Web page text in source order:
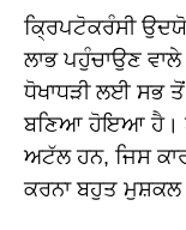
ਕ੍ਰਿਪਟੋਕਰੰਸੀ
ਲਾਭ ਪਹੁੰਚਾਉਣ
ਧੋਖਾਧੜੀ ਲਈ ਸਭ
ਬਣਿਆ ਹੋਇਆ ਹੈ।
ਅਟੱਲ ਹਨ, ਜਿਸ
ਕਰਨਾ ਬਹੁਤ ਮੁਸ਼ਕਲ